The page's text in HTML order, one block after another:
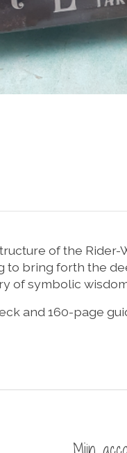
of the
bring forth the
of symbolic
and 160-page